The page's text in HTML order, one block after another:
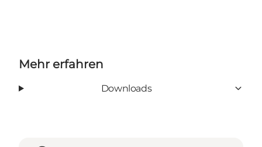
Mehr erfahren
Downloads